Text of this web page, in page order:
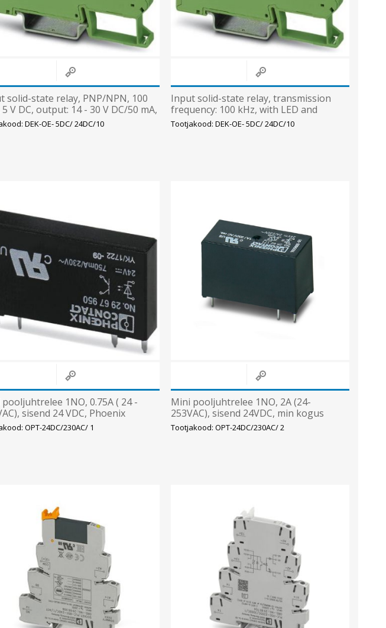
solid-state relay, PNP/NPN, 100
5 V DC, output: 14 - 30 V DC/50 mA,
DEK-OE- 5DC/ 24DC/10
Input solid-state relay, transmission
frequency: 100 kHz, with LED and
protective circuit in input a
Tootjakood: DEK-OE- 5DC/ 24DC/10
1NO, 0.75A ( 24 -
sisend 24 VDC, Phoenix
OPT-24DC/230AC/ 1
Mini pooljuhtrelee 1NO, 2A (24-
253VAC), sisend 24VDC, min kogus
10tk,Phoenix
Tootjakood: OPT-24DC/230AC/ 2